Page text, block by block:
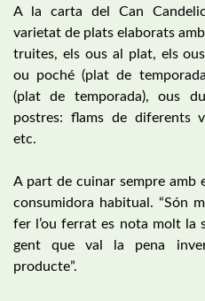
A la carta del Can
varietat de plats elaborats
truites, els ous al plat, els
ou poché (plat de
(plat de temporada), ous
postres: flams de diferents
etc.
A part de cuinar sempre amb
consumidora habitual. “Són
fer l’ou ferrat es nota molt la
gent que val la pena
producte”.